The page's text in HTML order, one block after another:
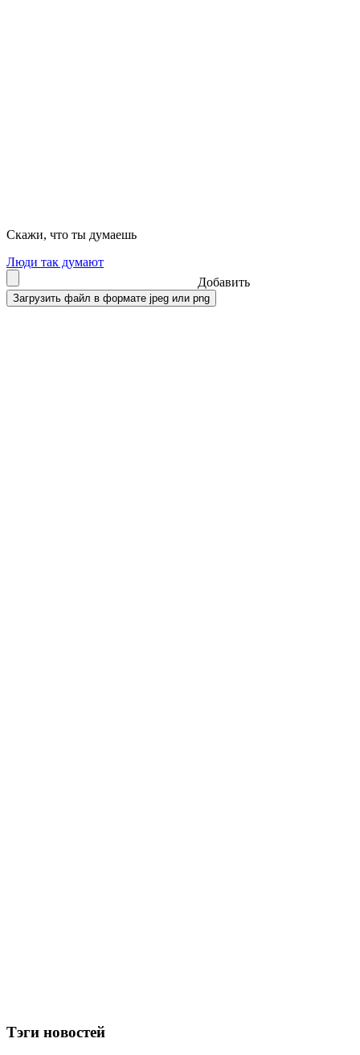
Скажи, что ты думаешь
Люди так думают
Добавить
Тэги новостей